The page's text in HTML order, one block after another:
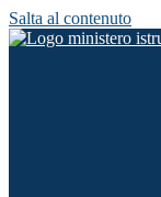
Salta al contenuto